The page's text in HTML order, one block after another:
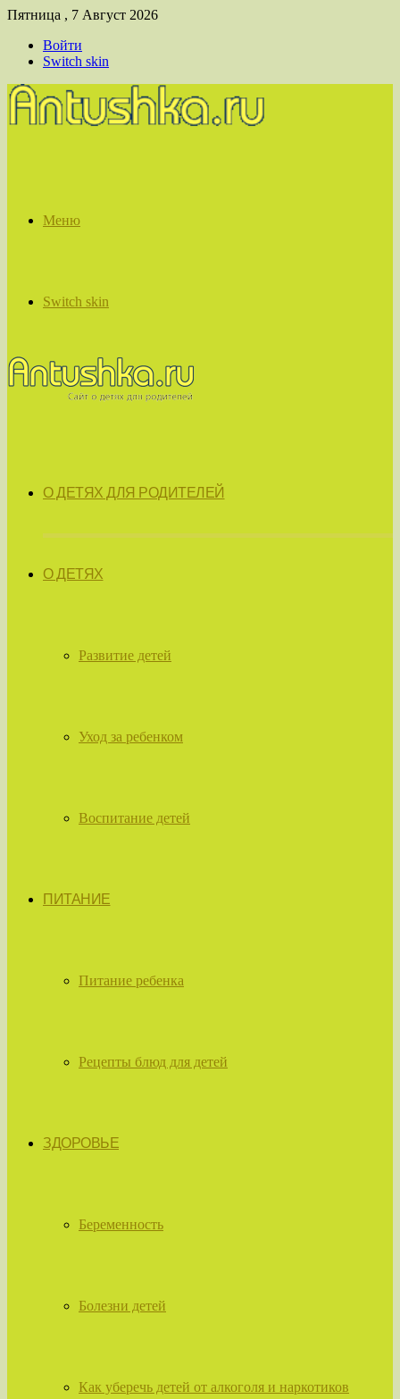
Пятница , 7 Август 2026
Войти
Switch skin
Меню
Switch skin
О ДЕТЯХ ДЛЯ РОДИТЕЛЕЙ
О ДЕТЯХ
Развитие детей
Уход за ребенком
Воспитание детей
ПИТАНИЕ
Питание ребенка
Рецепты блюд для детей
ЗДОРОВЬЕ
Беременность
Болезни детей
Как уберечь детей от алкоголя и наркотиков